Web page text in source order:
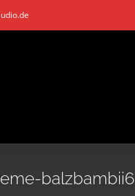
balzbambii6